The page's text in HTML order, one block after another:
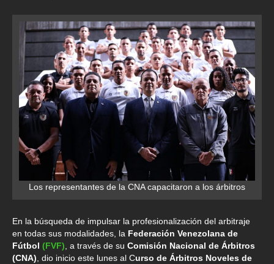
Los representantes de la CNA capacitaron a los árbitros
En la búsqueda de impulsar la profesionalización del arbitraje
en todas sus modalidades, la Federación Venezolana de
Fútbol (FVF) , a través de su Comisión Nacional de Árbitros
(CNA) , dio inicio este lunes al Curso de Árbitros Noveles de